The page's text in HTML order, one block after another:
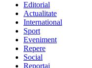
Editorial
Actualitate
International
Sport
Eveniment
Repere
Social
Reportaj